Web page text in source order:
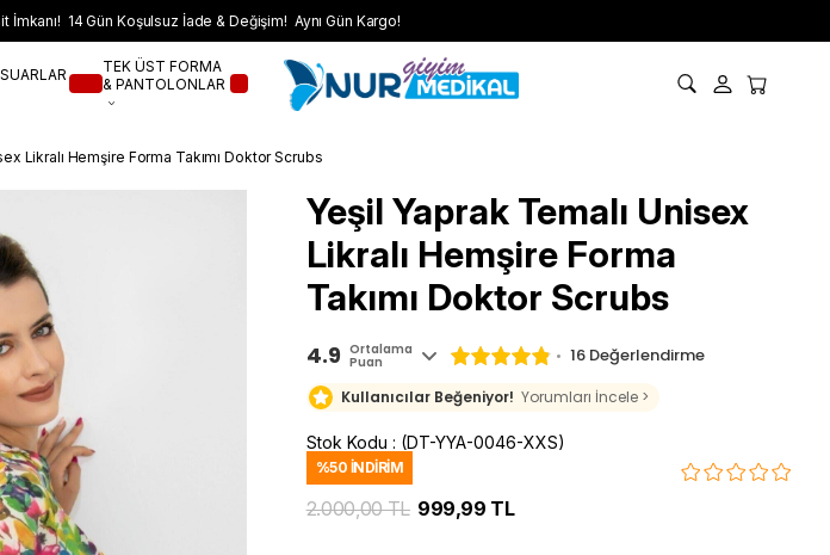
14 Gün Koşulsuz İade & Değişim! Aynı Gün Kargo!
TEK ÜST FORMA
& PANTOLONLAR
Likralı Hemşire Forma Takımı Doktor Scrubs
Yeşil Yaprak Temalı Unisex
Likralı Hemşire Forma
Takımı Doktor Scrubs
4.9 Ortalama
Puan 16 Değerlendirme
Kullanıcılar Beğeniyor! Yorumları İncele >
Stok Kodu (DT-YYA-0046-XXS)
%50 İNDIRIM
2.000,00 TL 999,99 TL